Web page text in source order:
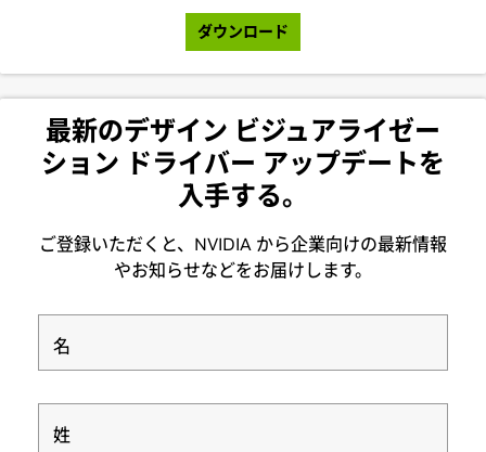
ダウンロード